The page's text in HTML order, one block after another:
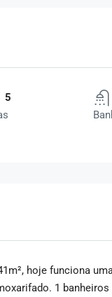
5
hoje funciona
1